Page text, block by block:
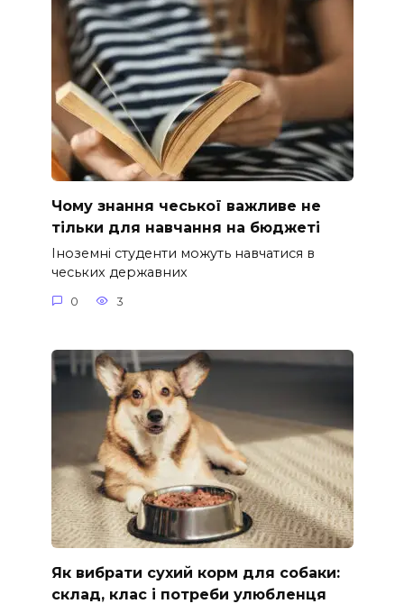
Чому знання чеської важливе не
тільки для навчання на бюджеті
Іноземні студенти можуть навчатися в
чеських державних
0 3
Як вибрати сухий корм для собаки:
склад, клас і потреби улюбленця